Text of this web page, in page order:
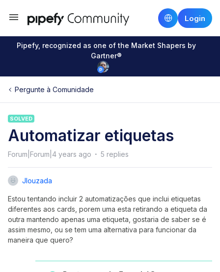
Login
Pipefy, recognized as one of the Market Shapers by
Gartner®
Pergunte à Comunidade
SOLVED
Automatizar etiquetas
Forum|Forum|4 years ago 5 replies
Jlouzada
Estou tentando incluir 2 automatizações que inclui etiquetas
diferentes aos cards, porem uma esta retirando a etiqueta da
outra mantendo apenas uma etiqueta, gostaria de saber se é
assim mesmo, ou se tem uma alternativa para funcionar da
maneira que quero?